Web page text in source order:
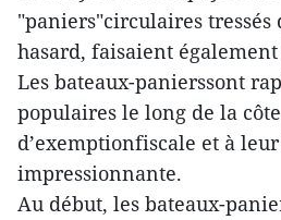
"paniers"circulaires tressés
hasard, faisaient
Les bateaux-panierssont
populaires le long de la
d’exemptionfiscale et à
impressionnante.
Au début, les bateaux-